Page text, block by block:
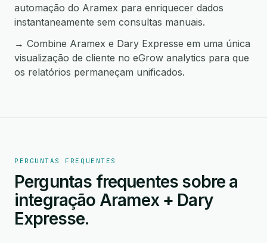
automação do Aramex para enriquecer dados
instantaneamente sem consultas manuais.
→ Combine Aramex e Dary Expresse em uma única
visualização de cliente no eGrow analytics para que
os relatórios permaneçam unificados.
PERGUNTAS FREQUENTES
Perguntas frequentes sobre a
integração Aramex + Dary
Expresse.